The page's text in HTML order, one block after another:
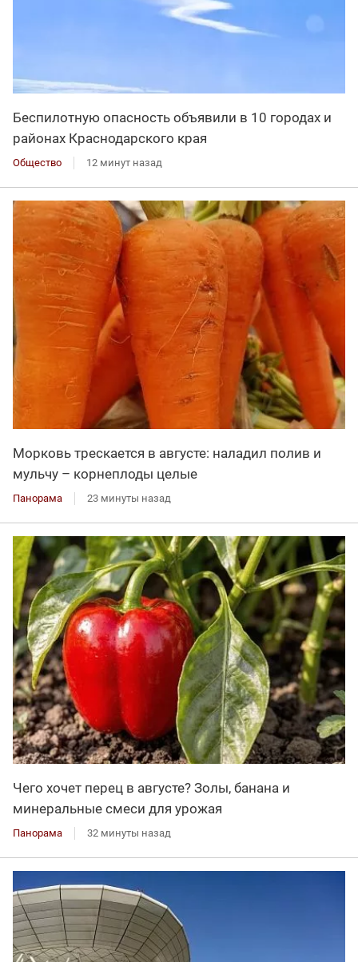
Беспилотную опасность объявили в 10 городах и
районах Краснодарского края
Общество 12 минут назад
Морковь трескается в августе: наладил полив и
мульчу – корнеплоды целые
Панорама 23 минуты назад
Чего хочет перец в августе? Золы, банана и
минеральные смеси для урожая
Панорама 32 минуты назад